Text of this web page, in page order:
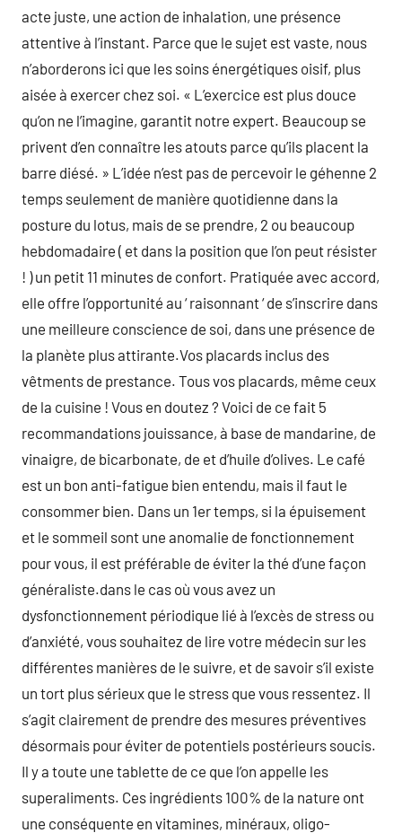
acte juste, une action de inhalation, une présence
attentive à l’instant. Parce que le sujet est vaste, nous
n’aborderons ici que les soins énergétiques oisif, plus
aisée à exercer chez soi. « L’exercice est plus douce
qu’on ne l’imagine, garantit notre expert. Beaucoup se
privent d’en connaître les atouts parce qu’ils placent la
barre diésé. » L’idée n’est pas de percevoir le géhenne 2
temps seulement de manière quotidienne dans la
posture du lotus, mais de se prendre, 2 ou beaucoup
hebdomadaire ( et dans la position que l’on peut résister
! ) un petit 11 minutes de confort. Pratiquée avec accord,
elle offre l’opportunité au ‘ raisonnant ‘ de s’inscrire dans
une meilleure conscience de soi, dans une présence de
la planète plus attirante.Vos placards inclus des
vêtments de prestance. Tous vos placards, même ceux
de la cuisine ! Vous en doutez ? Voici de ce fait 5
recommandations jouissance, à base de mandarine, de
vinaigre, de bicarbonate, de et d’huile d’olives. Le café
est un bon anti-fatigue bien entendu, mais il faut le
consommer bien. Dans un 1er temps, si la épuisement
et le sommeil sont une anomalie de fonctionnement
pour vous, il est préférable de éviter la thé d’une façon
généraliste.dans le cas où vous avez un
dysfonctionnement périodique lié à l’excès de stress ou
d’anxiété, vous souhaitez de lire votre médecin sur les
différentes manières de le suivre, et de savoir s’il existe
un tort plus sérieux que le stress que vous ressentez. Il
s’agit clairement de prendre des mesures préventives
désormais pour éviter de potentiels postérieurs soucis.
Il y a toute une tablette de ce que l’on appelle les
superaliments. Ces ingrédients 100% de la nature ont
une conséquente en vitamines, minéraux, oligo-